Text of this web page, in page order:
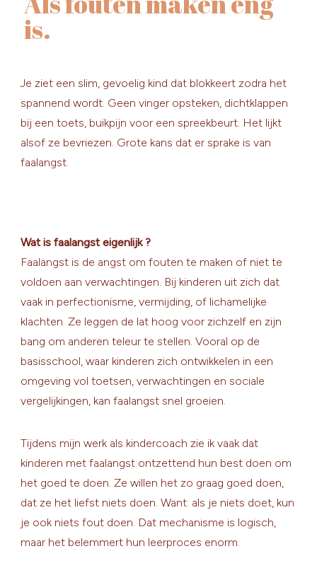
is.
Je ziet een slim, gevoelig kind dat blokkeert zodra het
spannend wordt. Geen vinger opsteken, dichtklappen
bij een toets, buikpijn voor een spreekbeurt. Het lijkt
alsof ze bevriezen. Grote kans dat er sprake is van
faalangst.
Wat is faalangst eigenlijk ?
Faalangst is de angst om fouten te maken of niet te
voldoen aan verwachtingen. Bij kinderen uit zich dat
vaak in perfectionisme, vermijding, of lichamelijke
klachten. Ze leggen de lat hoog voor zichzelf en zijn
bang om anderen teleur te stellen. Vooral op de
basisschool, waar kinderen zich ontwikkelen in een
omgeving vol toetsen, verwachtingen en sociale
vergelijkingen, kan faalangst snel groeien.
Tijdens mijn werk als kindercoach zie ik vaak dat
kinderen met faalangst ontzettend hun best doen om
het goed te doen. Ze willen het zo graag goed doen,
dat ze het liefst niets doen. Want: als je niets doet, kun
je ook niets fout doen. Dat mechanisme is logisch,
maar het belemmert hun leerproces enorm.